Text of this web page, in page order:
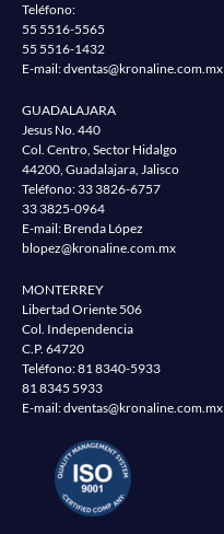
Teléfono:
55 5516-5565
55 5516-1432
E-mail:dventas@kronaline.com.mx
GUADALAJARA
Jesus No. 440
Col. Centro, Sector Hidalgo
44200, Guadalajara, Jalisco
Teléfono: 33 3826-6757
33 3825-0964
E-mail: Brenda López
blopez@kronaline.com.mx
MONTERREY
Libertad Oriente 506
Col. Independencia
C.P. 64720
Teléfono:81 8340-5933
81 8345 5933
E-mail:dventas@kronaline.com.mx